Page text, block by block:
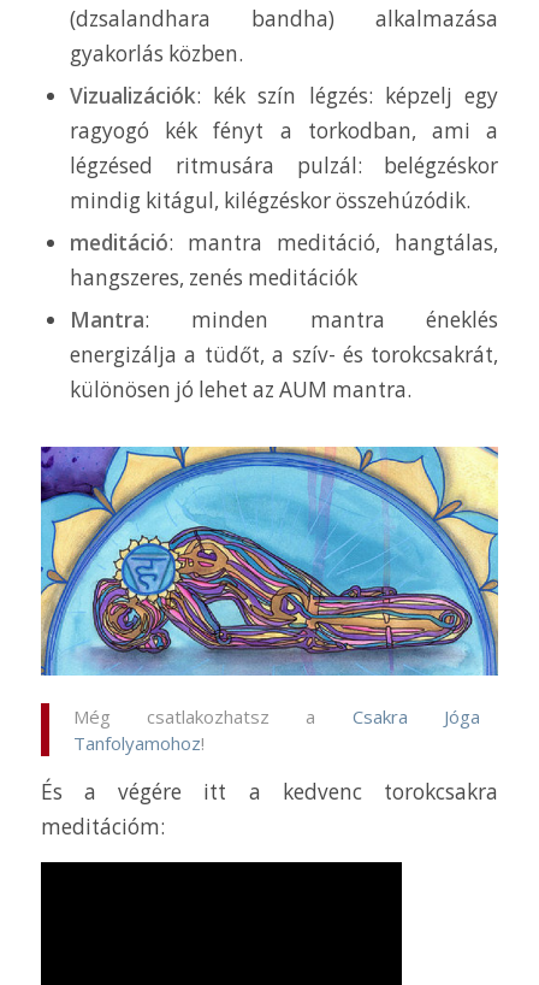
(dzsalandhara bandha) alkalmazása
gyakorlás közben.
Vizualizációk: kék szín légzés: képzelj egy
ragyogó kék fényt a torkodban, ami a
légzésed ritmusára pulzál: belégzéskor
mindig kitágul, kilégzéskor összehúzódik.
meditáció: mantra meditáció, hangtálas,
hangszeres, zenés meditációk
Mantra: minden mantra éneklés
energizálja a tüdőt, a szív- és torokcsakrát,
különösen jó lehet az AUM mantra.
Még csatlakozhatsz a Csakra Jóga
Tanfolyamohoz!
És a végére itt a kedvenc torokcsakra
meditációm: